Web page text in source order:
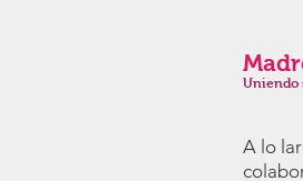
Uniendo
A lo